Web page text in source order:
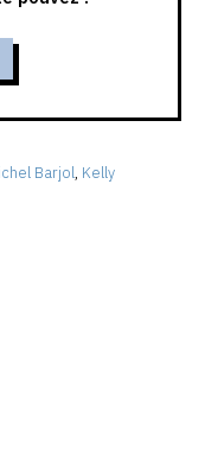
Barjol, Kelly